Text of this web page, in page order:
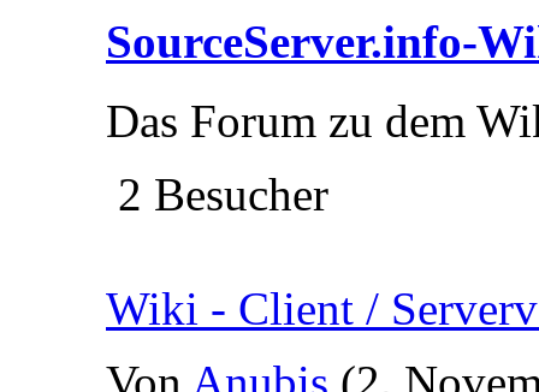
SourceServer.info-
Das Forum zu dem
2 Besucher
Wiki - Client /